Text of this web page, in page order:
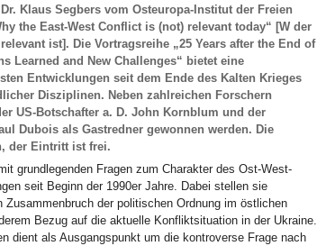
Klaus Segbers vom Osteuropa-Institut der Freien
the East-West Conflict is (not) relevant today“ [W der
ist]. Die Vortragsreihe „25 Years after the End of
Learned and New Challenges“ bietet eine
Entwicklungen seit dem Ende des Kalten Krieges
Disziplinen. Neben zahlreichen Forschern
US-Botschafter a. D. John Kornblum und der
Dubois als Gastredner gewonnen werden. Die
der Eintritt ist frei.
grundlegenden Fragen zum Charakter des Ost-West-
seit Beginn der 1990er Jahre. Dabei stellen sie
Zusammenbruch der politischen Ordnung im östlichen
Bezug auf die aktuelle Konfliktsituation in der Ukraine.
dient als Ausgangspunkt um die kontroverse Frage nach